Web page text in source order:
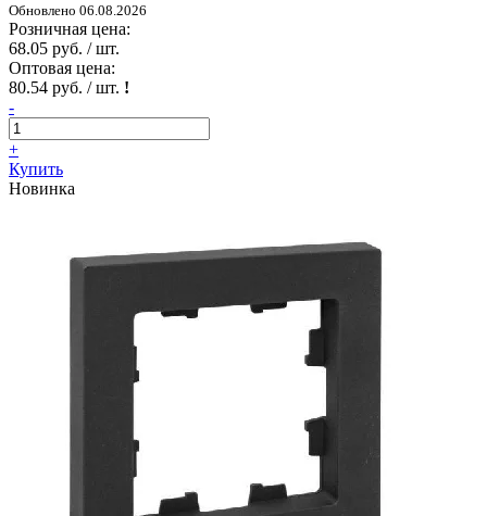
Обновлено 06.08.2026
Розничная цена:
68.05 руб. / шт.
Оптовая цена:
80.54 руб. / шт. !
-
+
Купить
Новинка